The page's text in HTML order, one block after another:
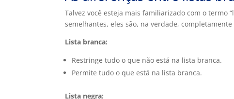
Talvez você esteja mais familiarizado com o termo
semelhantes, eles são, na verdade, completamente
Lista branca:
Restringe tudo o que não está na lista branca.
Permite tudo o que está na lista branca.
Lista negra: